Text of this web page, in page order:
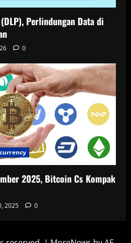
Perlindungan Data di
0
2025, Bitcoin Cs Kompak
2025 0